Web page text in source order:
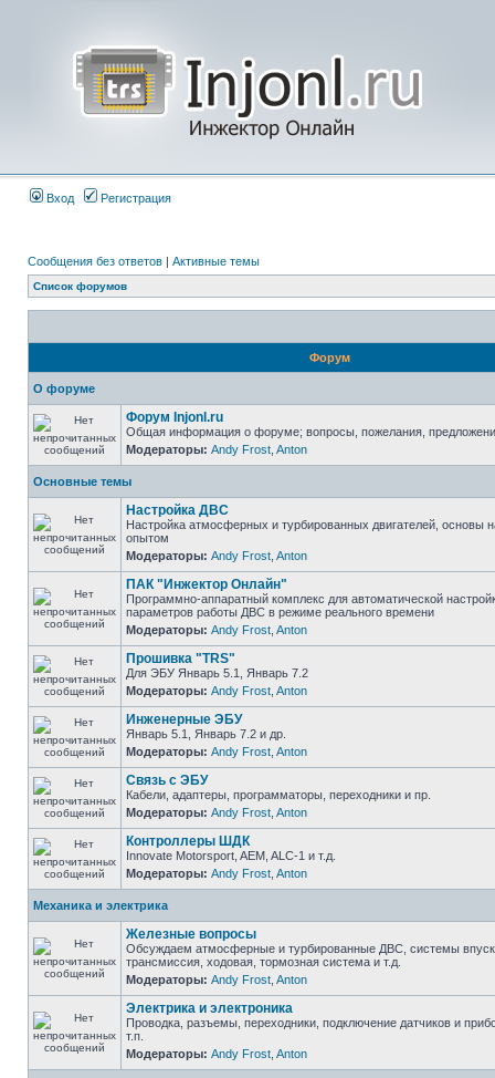
Вход Регистрация
Сообщения без ответов | Активные темы
Список форумов
Форум
О форуме
Форум Injonl.ru
Общая информация о форуме; вопросы, пожелания,
Модераторы: Andy Frost Anton
Основные темы
Настройка ДВС
Настройка атмосферных и турбированных двигателей, основы
опытом
Модераторы: Andy Frost Anton
ПАК "Инжектор Онлайн"
Программно-аппаратный комплекс для автоматической
параметров работы ДВС в режиме реального времени
Модераторы: Andy Frost Anton
Прошивка "TRS"
Для ЭБУ Январь 5.1, Январь 7.2
Модераторы: Andy Frost Anton
Инженерные ЭБУ
Январь 5.1, Январь 7.2 и др.
Модераторы: Andy Frost Anton
Связь с ЭБУ
Кабели, адаптеры, программаторы, переходники и пр.
Модераторы: Andy Frost Anton
Контроллеры ШДК
Innovate Motorsport, AEM, ALC-1 и т.д.
Модераторы: Andy Frost Anton
Механика и электрика
Железные вопросы
Обсуждаем атмосферные и турбированные ДВС, системы
трансмиссия, ходовая, тормозная система и т.д.
Модераторы: Andy Frost Anton
Электрика и электроника
Проводка, разъемы, переходники, подключение датчиков и
т.п.
Модераторы: Andy Frost Anton